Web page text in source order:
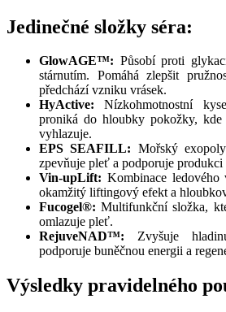
Jedinečné složky séra:
GlowAGE™: Působí proti
stárnutím. Pomáhá zlepšit
předchází vzniku vrásek.
HyActive: Nízkohmotnostní
proniká do hloubky pokožky,
vyhlazuje.
EPS SEAFILL: Mořský
zpevňuje pleť a podporuje produkci
Vin-upLift: Kombinace
okamžitý liftingový efekt a
Fucogel®: Multifunkční složka,
omlazuje pleť.
RejuveNAD™: Zvyšuje
podporuje buněčnou energii a
Výsledky pravidelného